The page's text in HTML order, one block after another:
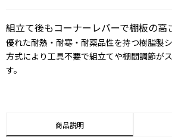
組立て後もコーナーレバーで棚板の高
優れた耐熱・耐寒・耐薬品性を持つ樹脂製
方式により工具不要で組立てや棚間調節が
す。
商品説明